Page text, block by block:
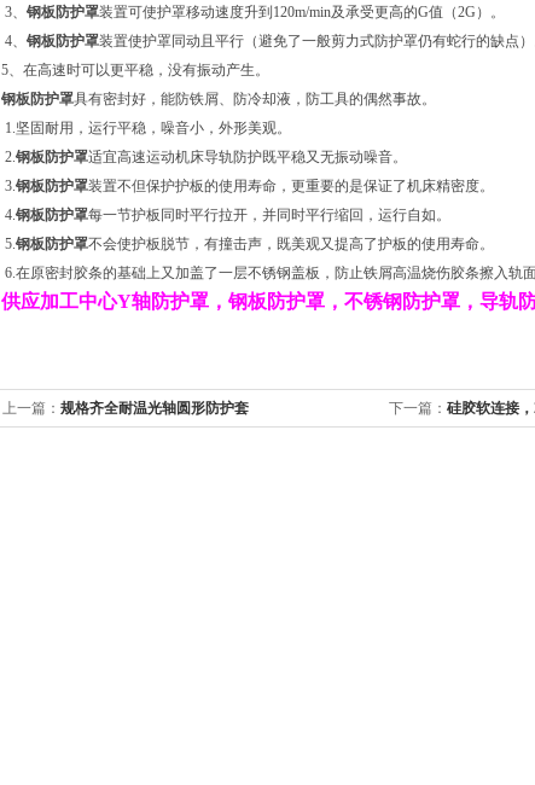
3、 钢板防护罩装置可使护罩移动速度升到120m/min及承受更高的G值（2G）。
4、 钢板防护罩装置使护罩同动且平行（避免了一般剪力式防护罩仍有蛇行的缺点）
5、在高速时可以更平稳，没有振动产生。
钢板防护罩具有密封好，能防铁屑、防冷却液，防工具的偶然事故。
1.坚固耐用，运行平稳，噪音小，外形美观。
2.钢板防护罩适宜高速运动机床导轨防护既平稳又无振动噪音。
3.钢板防护罩装置不但保护护板的使用寿命，更重要的是保证了机床精密度。
4.钢板防护罩每一节护板同时平行拉开，并同时平行缩回，运行自如。
5.钢板防护罩不会使护板脱节，有撞击声，既美观又提高了护板的使用寿命。
6.在原密封胶条的基础上又加盖了一层不锈钢盖板，防止铁屑高温烧伤胶条擦入轨
供应加工中心Y轴防护罩，钢板防护罩 ，不锈钢防护罩，导轨
上一篇： 规格齐全耐温光轴圆形防护套 下一篇： 硅胶软连接